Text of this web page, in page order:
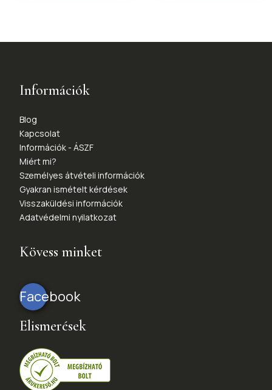
Információk
Blog
Kapcsolat
Információk - ÁSZF
Miért mi?
Személyes átvételi információk
Gyakran ismételt kérdések
Visszaküldési információk
Adatvédelmi nyilatkozat
Kövess minket
Facebook
Elismerések